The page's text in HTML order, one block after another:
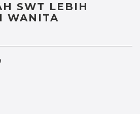
SWT LEBIH
WANITA